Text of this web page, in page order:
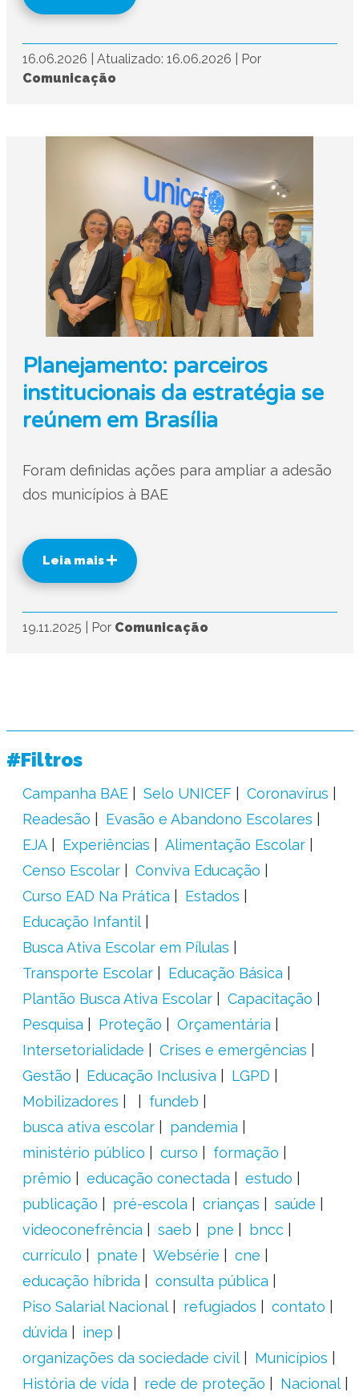
16.06.2026 Atualizado: 16.06.2026
Por
Comunicação
Planejamento: parceiros
institucionais da estratégia se
reúnem em Brasília
Foram definidas ações para ampliar a adesão
dos municípios à BAE
Leia mais
19.11.2025 Por Comunicação
#Filtros
Campanha BAE Selo UNICEF
Coronavírus
Readesão
Evasão e Abandono Escolares
EJA
Experiências
Alimentação Escolar
Censo Escolar
Conviva Educação
Curso EAD Na Prática
Estados
Educação Infantil
Busca Ativa Escolar em Pílulas
Transporte Escolar
Educação Básica
Plantão Busca Ativa Escolar
Capacitação
Pesquisa
Proteção
Orçamentária
Intersetorialidade
Crises e emergências
Gestão
Educação Inclusiva
LGPD
Mobilizadores
fundeb
busca ativa escolar
pandemia
ministério público
curso
formação
prêmio
educação conectada
estudo
publicação
pré-escola crianças
saúde
videoconefrência
saeb pne
bncc
currículo
pnate Websérie
cne
educação híbrida
consulta pública
Piso Salarial Nacional
refugiados
contato
dúvida
inep
organizações da sociedade civil
Municípios
História de vida
rede de proteção Nacional